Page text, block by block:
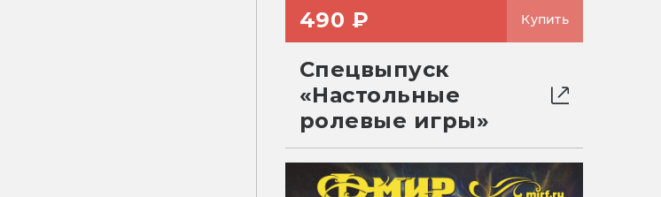
490 ₽ Купить
Спецвыпуск
«Настольные
ролевые игры»